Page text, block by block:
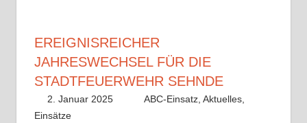
EREIGNISREICHER
JAHRESWECHSEL FÜR DIE
STADTFEUERWEHR SEHNDE
2. Januar 2025 Lisa Nolle
ABC-Einsatz, Aktuelles,
Einsätze